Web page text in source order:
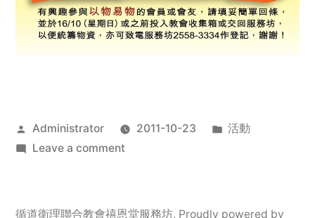
Posted
by
Administrator 2011-10-23
Posted
活動
Leave a commenton
服
循道衛理聯合教會禧恩堂服務坊, Proudly powered by